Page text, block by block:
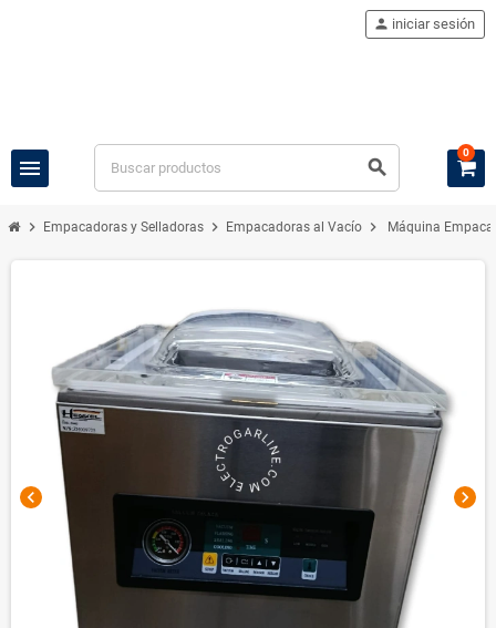
menu search
person iniciar sesión
0
chevron_right Empacadoras y Selladoras chevron_right Empacadoras al Vacío chevron_right Máquina
chevron_left chevron_right